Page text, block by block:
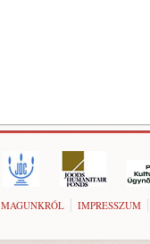
MAGUNKRÓL IMPRESSZUM